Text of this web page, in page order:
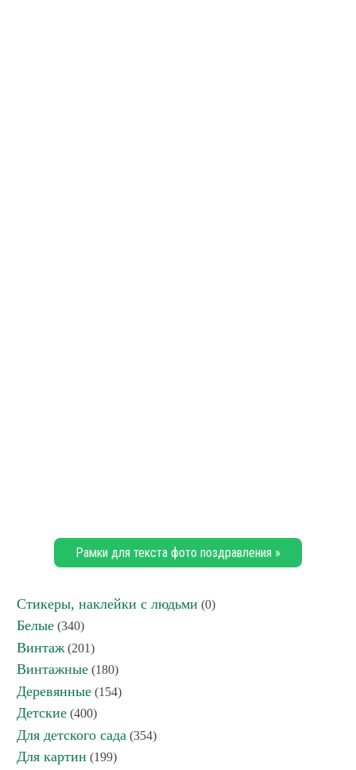
Рамки для текста фото поздравления »
Стикеры, наклейки с людьми (0)
Белые (340)
Винтаж (201)
Винтажные (180)
Деревянные (154)
Детские (400)
Для детского сада (354)
Для картин (199)